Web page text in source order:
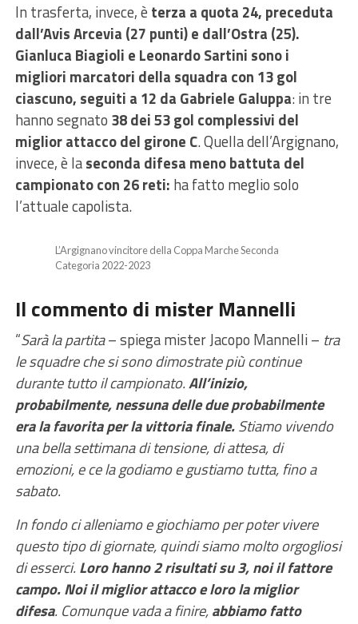
In trasferta, invece, è terza a quota 24, preceduta
dall’Avis Arcevia (27 punti) e dall’Ostra (25).
Gianluca Biagioli e Leonardo Sartini sono i
migliori marcatori della squadra con 13 gol
ciascuno, seguiti a 12 da Gabriele Galuppa: in tre
hanno segnato 38 dei 53 gol complessivi del
miglior attacco del girone C. Quella dell’Argignano,
invece, è laseconda difesa meno battuta del
campionato con 26 reti: ha fatto meglio solo
l’attuale capolista.
L’Argignano vincitore della Coppa Marche Seconda
Categoria 2022-2023
Il commento di mister Mannelli
“Sarà la partita– spiega mister Jacopo Mannelli – tra
le squadre che si sono dimostrate più continue
durante tutto il campionato.All’inizio,
probabilmente, nessuna delle due probabilmente
era la favorita per la vittoria finale.Stiamo vivendo
una bella settimana di tensione, di attesa, di
emozioni, e ce la godiamo e gustiamo tutta, fino a
sabato.
In fondo ci alleniamo e giochiamo per poter vivere
questo tipo di giornate, quindi siamo molto orgogliosi
di esserci. Loro hanno 2 risultati su 3, noi il fattore
campo. Noi il miglior attacco e loro la miglior
difesa. Comunque vada a finire,abbiamo fatto